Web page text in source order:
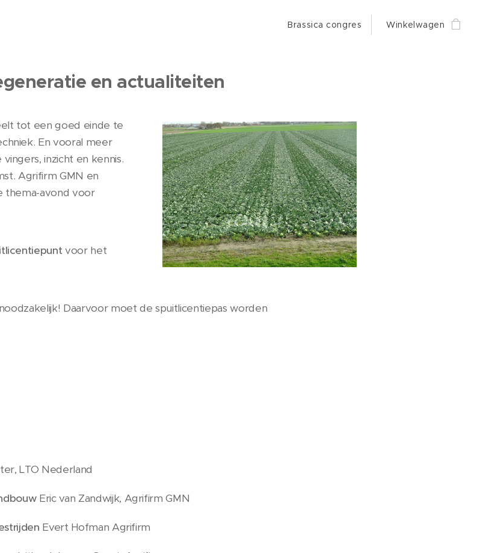
Brassica congres Winkelwagen
en actualiteiten
tot een goed einde te
En vooral meer
inzicht en kennis.
Agrifirm GMN en
thema-avond voor
voor het
Daarvoor moet de spuitlicentiepas worden
LTO Nederland
Eric van Zandwijk, Agrifirm GMN
Evert Hofman Agrifirm